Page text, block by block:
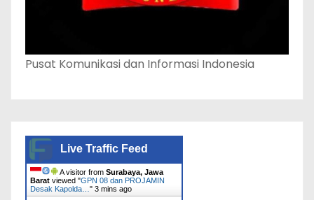
Pusat Komunikasi dan Informasi Indonesia
Live Traffic Feed
A visitor from Surabaya, Jawa
Barat viewed "GPN 08 dan PROJAMIN
Desak Kapolda… " 3 mins ago